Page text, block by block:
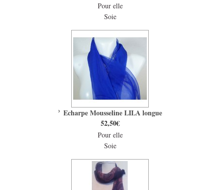
Pour elle
Soie
Echarpe Mousseline LILA longue
52,50€
Pour elle
Soie